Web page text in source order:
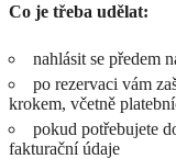
Co je třeba udělat:
nahlásit se předem
po rezervaci vám
krokem, včetně
pokud potřebujete
fakturační údaje